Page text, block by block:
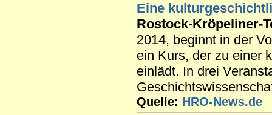
Eine
Rostock-Kröpeliner-
2014, beginnt in der
ein Kurs, der zu einer
einlädt. In drei
Quelle: HRO-News.de